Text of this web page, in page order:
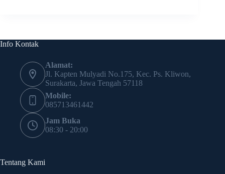
Info Kontak
Alamat:
Jl. Kapten Mulyadi No.175, Kec. Ps. Kliwon,
Surakarta, Jawa Tengah 57118
Mobile:
085713461442
Jam Buka
08:30 - 20:00
Tentang Kami